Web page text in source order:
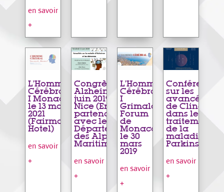
en savoir
+
L’Homme
Cérébral
I Monaco,
le 13 mars
2021
(Fairmont
Hotel)
en savoir
+
Congrès
Alzheimer 21
juin 2019 –
Nice (En
partenariat
avec le
Département
des Alpes
Maritimes)
en savoir
+
L’Homme
Cérébral
I
Grimaldi
Forum
de
Monaco
le 30
mars
2019
en savoir
+
Conférence
sur les
avancées
de Clinatec
dans le
traitement
de la
maladie de
Parkinson
en savoir
+